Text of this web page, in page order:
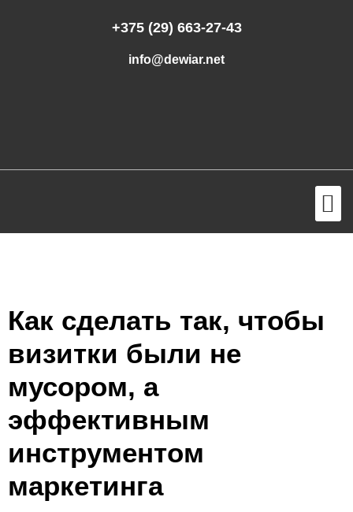
+375 (29) 663-27-43
info@dewiar.net
Как сделать так, чтобы
визитки были не
мусором, а
эффективным
инструментом
маркетинга